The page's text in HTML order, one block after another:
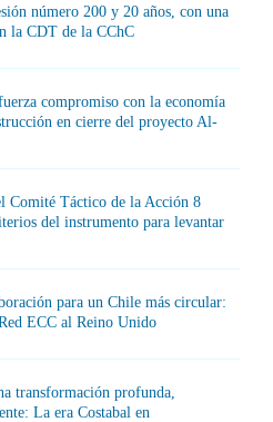
número 200 y 20 años, con una
la CDT de la CChC
compromiso con la economía
en cierre del proyecto Al-
Comité Táctico de la Acción 8
del instrumento para levantar
para un Chile más circular:
ECC al Reino Unido
transformación profunda,
La era Costabal en